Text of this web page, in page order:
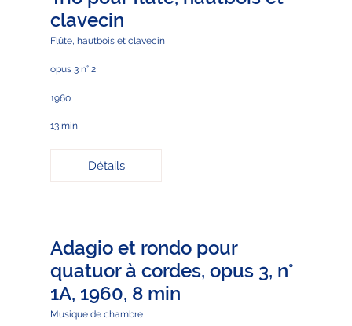
clavecin
Flûte, hautbois et clavecin
opus 3 n° 2
1960
13 min
Détails
Adagio et rondo pour
quatuor à cordes, opus 3, n°
1A, 1960, 8 min
Musique de chambre